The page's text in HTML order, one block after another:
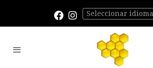
Seleccionar idioma